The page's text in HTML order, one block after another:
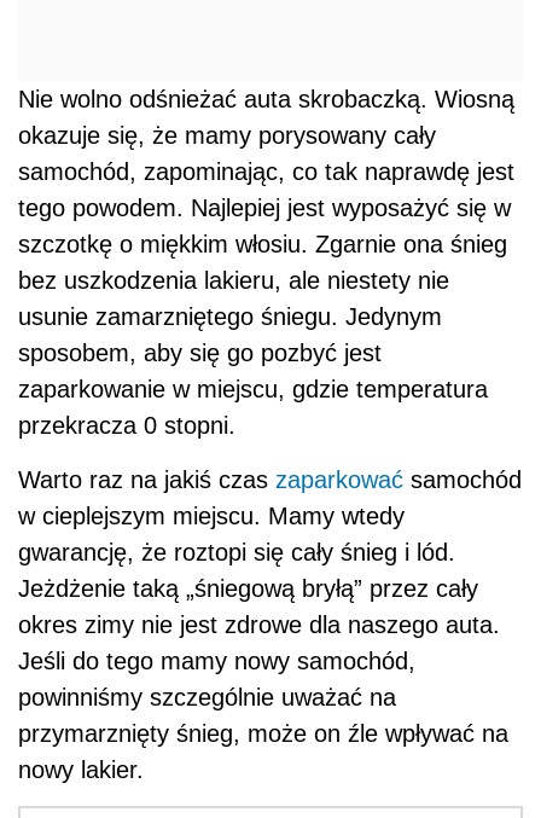
Nie wolno odśnieżać auta skrobaczką. Wiosną
okazuje się, że mamy porysowany cały
samochód, zapominając, co tak naprawdę jest
tego powodem. Najlepiej jest wyposażyć się w
szczotkę o miękkim włosiu. Zgarnie ona śnieg
bez uszkodzenia lakieru, ale niestety nie
usunie zamarzniętego śniegu. Jedynym
sposobem, aby się go pozbyć jest
zaparkowanie w miejscu, gdzie temperatura
przekracza 0 stopni.
Warto raz na jakiś czas zaparkować samochód
w cieplejszym miejscu. Mamy wtedy
gwarancję, że roztopi się cały śnieg i lód.
Jeżdżenie taką „śniegową bryłą” przez cały
okres zimy nie jest zdrowe dla naszego auta.
Jeśli do tego mamy nowy samochód,
powinniśmy szczególnie uważać na
przymarznięty śnieg, może on źle wpływać na
nowy lakier.